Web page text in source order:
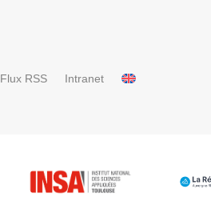
Flux RSS Intranet